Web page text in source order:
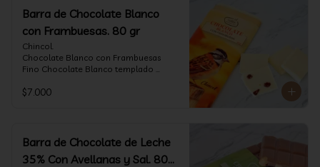
Barra de Chocolate Blanco
con Frambuesas. 80 gr
Chincol.
Chocolate Blanco con Frambuesas
Fino Chocolate Blanco templado
frambuesas deshidratadas, con un perfil
Formato: tableta 80 gramos.
$7.000
Barra de Chocolate de Leche
35% Con Avellanas y Sal. 80